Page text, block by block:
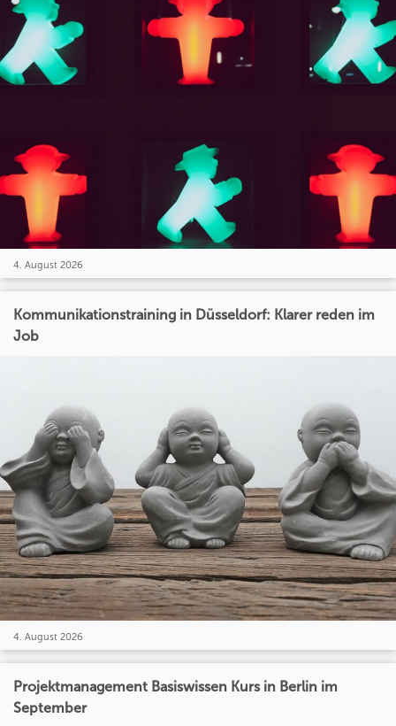
4. August 2026
Kommunikationstraining in Düsseldorf: Klarer reden im
Job
4. August 2026
Projektmanagement Basiswissen Kurs in Berlin im
September